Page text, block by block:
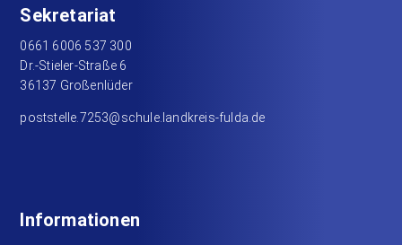
Sekretariat
0661 6006 537 300
Dr.-Stieler-Straße 6
36137 Großenlüder
poststelle.7253@schule.landkreis-fulda.de
Informationen